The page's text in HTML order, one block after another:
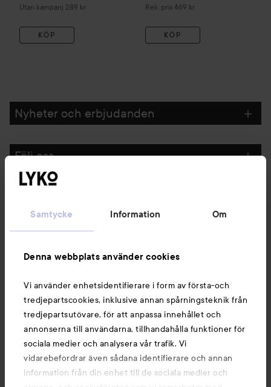
Samtycke Information Om
Denna webbplats använder cookies
Vi använder enhetsidentifierare i form av första-och
tredjepartscookies, inklusive annan spårningsteknik från
tredjepartsutövare, för att anpassa innehållet och
annonserna till användarna, tillhandahålla funktioner för
sociala medier och analysera vår trafik. Vi
vidarebefordrar även sådana identifierare och annan
information från din enhet till de sociala medier och
Utan kampanj 289 kr
KÖP
Rek. pris 469 kr
Rekommenderat pris 469 kr
KÖP
Nyheter och erbjudanden
Följ oss
Du kanske också gillar